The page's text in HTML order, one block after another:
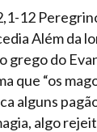
12
Além da
grego do
que “os
alguns
algo